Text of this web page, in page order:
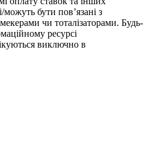
можуть бути пов’язані з
чи тоталізаторами. Будь-
ресурсі
виключно в